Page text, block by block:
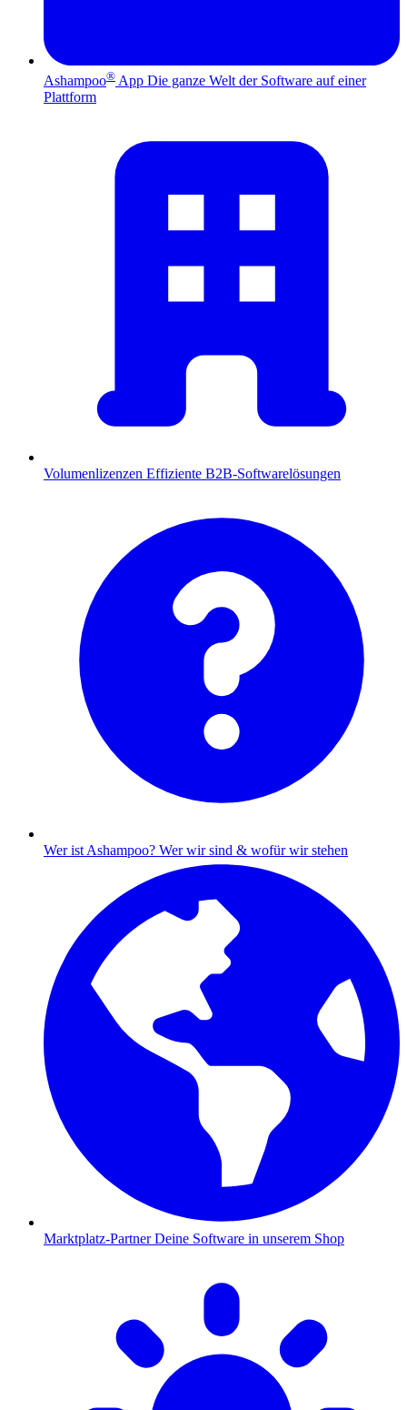
Ashampoo® App Die ganze Welt der Software auf einer
Plattform
Volumenlizenzen Effiziente B2B-Softwarelösungen
Wer ist Ashampoo? Wer wir sind & wofür wir stehen
Marktplatz-Partner Deine Software in unserem Shop